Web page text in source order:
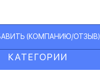
КАТЕГОРИИ
(КОМПАНИЮ/ОТЗЫВ)